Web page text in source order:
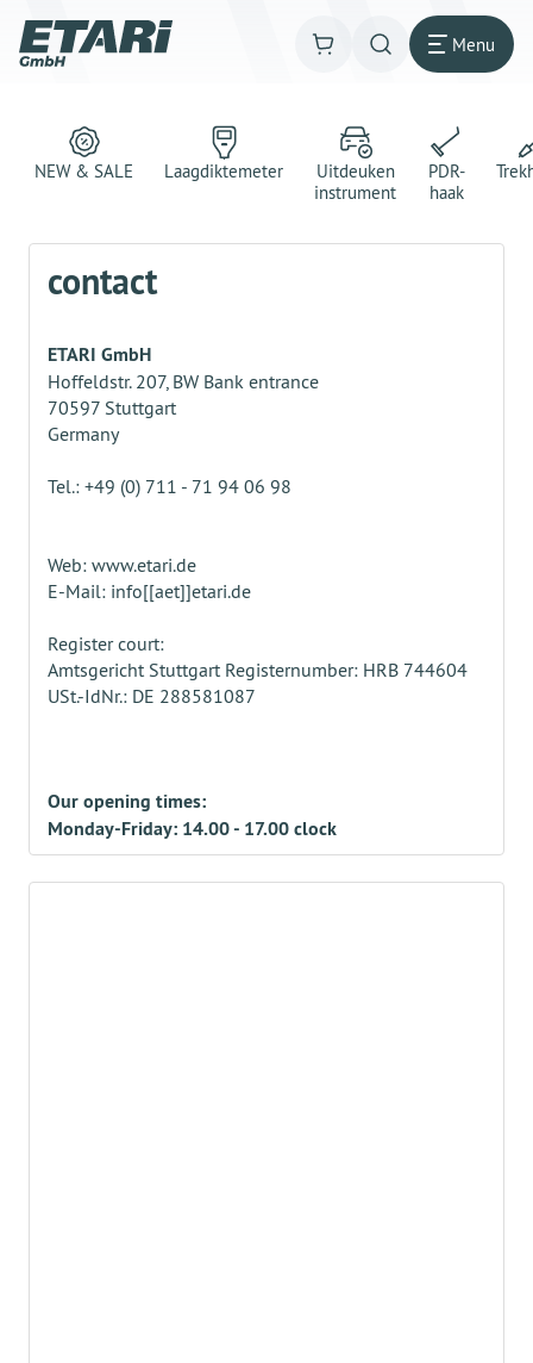
Menu
NEW & SALE Laagdiktemeter
Uitdeuken
instrument
PDR-
haak
contact
ETARI GmbH
Hoffeldstr. 207, BW Bank entrance
70597 Stuttgart
Germany
Tel.: +49 (0) 711 - 71 94 06 98
Web: www.etari.de
E-Mail: info[[aet]]etari.de
Register court:
Amtsgericht Stuttgart Registernumber: HRB 744604
USt.-IdNr.: DE 288581087
Our opening times:
Monday-Friday: 14.00 - 17.00 clock